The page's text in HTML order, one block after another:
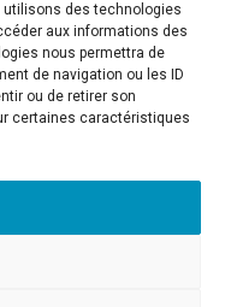
utilisons des technologies
aux informations des
nous permettra de
de navigation ou les ID
ou de retirer son
certaines caractéristiques
Twitter